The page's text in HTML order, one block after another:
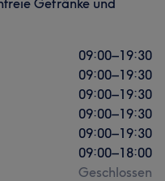
Getränke und
09:00–19:30
09:00–19:30
09:00–19:30
09:00–19:30
09:00–19:30
09:00–18:00
Geschlossen